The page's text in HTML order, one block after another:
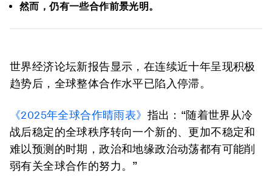
然而，仍有一些合作前景光明。
世界经济论坛新报告显示，在连续近十年呈现积极
趋势后，全球整体合作水平已陷入停滞。
《2025年全球合作晴雨表》 指出：“随着世界从冷
战后稳定的全球秩序转向一个新的、更加不稳定和
难以预测的时期，政治和地缘政治动荡都有可能削
弱有关全球合作的努力。”